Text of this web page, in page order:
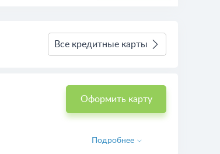
Все кредитные карты
Оформить карту
Подробнее